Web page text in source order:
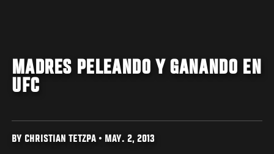
MADRES PELEANDO Y GANANDO EN
UFC
BY CHRISTIAN TETZPA • MAY. 2, 2013